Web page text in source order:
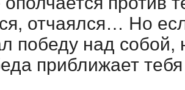
отчаялся… Но
победу над собой,
приближает